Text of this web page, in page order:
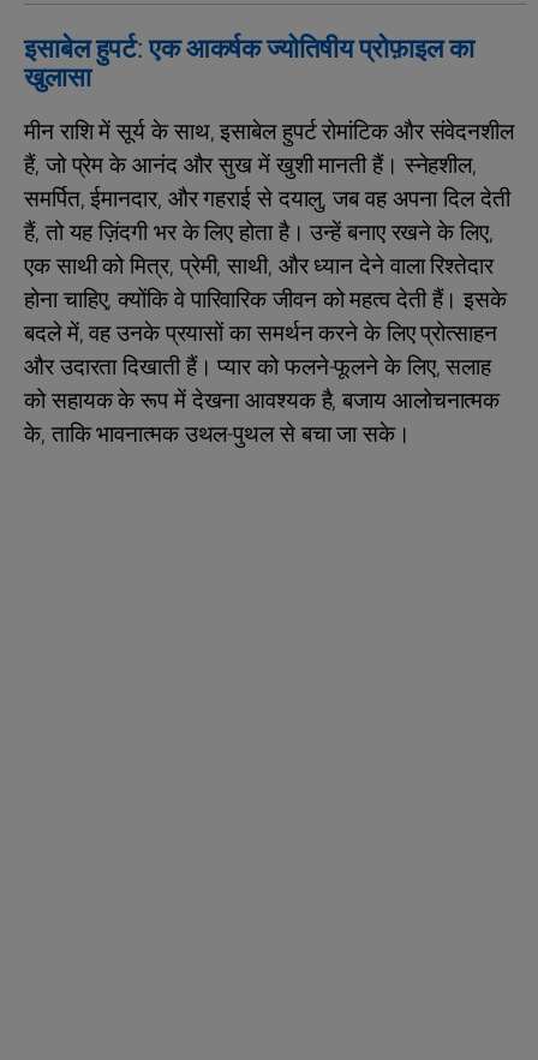
इसाबेल हुपर्ट: एक आकर्षक ज्योतिषीय प्रोफ़ाइल का
खुलासा
मीन राशि में सूर्य के साथ, इसाबेल हुपर्ट रोमांटिक और संवेदनशील
हैं, जो प्रेम के आनंद और सुख में खुशी मानती हैं। स्नेहशील,
समर्पित, ईमानदार, और गहराई से दयालु, जब वह अपना दिल देती
हैं, तो यह ज़िंदगी भर के लिए होता है। उन्हें बनाए रखने के लिए,
एक साथी को मित्र, प्रेमी, साथी, और ध्यान देने वाला रिश्तेदार
होना चाहिए, क्योंकि वे पारिवारिक जीवन को महत्व देती हैं। इसके
बदले में, वह उनके प्रयासों का समर्थन करने के लिए प्रोत्साहन
और उदारता दिखाती हैं। प्यार को फलने-फूलने के लिए, सलाह
को सहायक के रूप में देखना आवश्यक है, बजाय आलोचनात्मक
के, ताकि भावनात्मक उथल-पुथल से बचा जा सके।